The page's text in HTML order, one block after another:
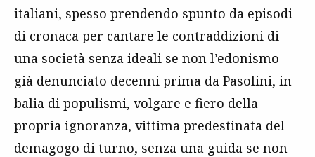
italiani, spesso prendendo spunto da episodi
di cronaca per cantare le contraddizioni di
una società senza ideali se non l’edonismo
già denunciato decenni prima da Pasolini, in
balia di populismi, volgare e fiero della
propria ignoranza, vittima predestinata del
demagogo di turno, senza una guida se non